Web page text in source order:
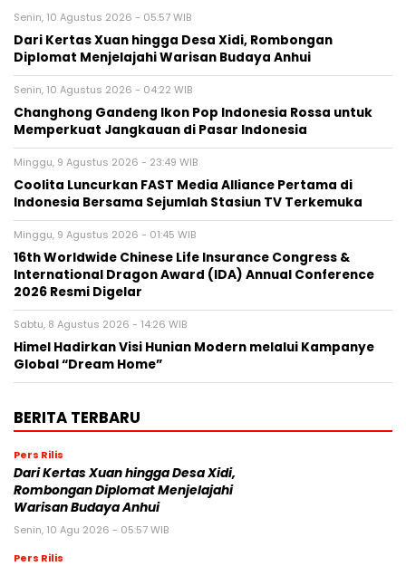
Senin, 10 Agustus 2026 - 05:57 WIB
Dari Kertas Xuan hingga Desa Xidi, Rombongan
Diplomat Menjelajahi Warisan Budaya Anhui
Senin, 10 Agustus 2026 - 04:22 WIB
Changhong Gandeng Ikon Pop Indonesia Rossa untuk
Memperkuat Jangkauan di Pasar Indonesia
Minggu, 9 Agustus 2026 - 23:49 WIB
Coolita Luncurkan FAST Media Alliance Pertama di
Indonesia Bersama Sejumlah Stasiun TV Terkemuka
Minggu, 9 Agustus 2026 - 01:45 WIB
16th Worldwide Chinese Life Insurance Congress &
International Dragon Award (IDA) Annual Conference
2026 Resmi Digelar
Sabtu, 8 Agustus 2026 - 14:26 WIB
Himel Hadirkan Visi Hunian Modern melalui Kampanye
Global “Dream Home”
BERITA TERBARU
Pers Rilis
Dari Kertas Xuan hingga Desa Xidi,
Rombongan Diplomat Menjelajahi
Warisan Budaya Anhui
Senin, 10 Agu 2026 - 05:57 WIB
Pers Rilis